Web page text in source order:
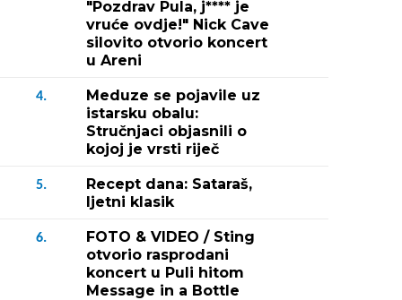
"Pozdrav Pula, j**** je
vruće ovdje!" Nick Cave
silovito otvorio koncert
u Areni
4.
Meduze se pojavile uz
istarsku obalu:
Stručnjaci objasnili o
kojoj je vrsti riječ
5.
Recept dana: Sataraš,
ljetni klasik
6.
FOTO & VIDEO / Sting
otvorio rasprodani
koncert u Puli hitom
Message in a Bottle